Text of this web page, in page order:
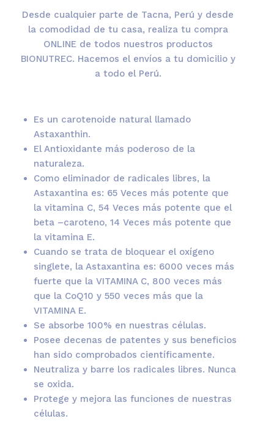
Desde cualquier parte de Tacna, Perú y desde
la comodidad de tu casa, realiza tu compra
ONLINE de todos nuestros productos
BIONUTREC. Hacemos el envíos a tu domicilio y
a todo el Perú.
Es un carotenoide natural llamado
Astaxanthin.
El Antioxidante más poderoso de la
naturaleza.
Como eliminador de radicales libres, la
Astaxantina es: 65 Veces más potente que
la vitamina C, 54 Veces más potente que el
beta –caroteno, 14 Veces más potente que
la vitamina E.
Cuando se trata de bloquear el oxígeno
singlete, la Astaxantina es: 6000 veces más
fuerte que la VITAMINA C, 800 veces más
que la CoQ10 y 550 veces más que la
VITAMINA E.
Se absorbe 100% en nuestras células.
Posee decenas de patentes y sus beneficios
han sido comprobados científicamente.
Neutraliza y barre los radicales libres. Nunca
se oxida.
Protege y mejora las funciones de nuestras
células.